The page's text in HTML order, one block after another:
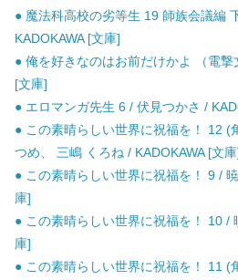
● 魔法科高校の劣等生 19 師族会議編
KADOKAWA [文庫]
● 俺を好きなのはお前だけかよ （電撃
[文庫]
● エロマンガ先生 6 / 伏見つかさ /
● この素晴らしい世界に祝福を！ 12 (
つめ、 三嶋 くろね / KADOKAWA [文
● この素晴らしい世界に祝福を！ 9 /
庫]
● この素晴らしい世界に祝福を！ 10 /
庫]
● この素晴らしい世界に祝福を！ 11 (